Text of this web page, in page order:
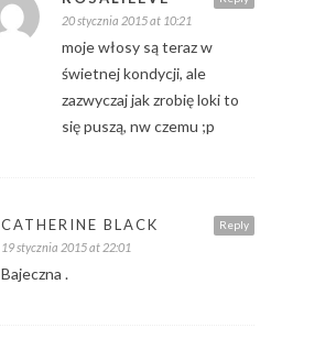
20 stycznia 2015 at 10:21
moje włosy są teraz w
świetnej kondycji, ale
zazwyczaj jak zrobię loki to
się puszą, nw czemu ;p
Reply
CATHERINE BLACK
19 stycznia 2015 at 22:01
Bajeczna .